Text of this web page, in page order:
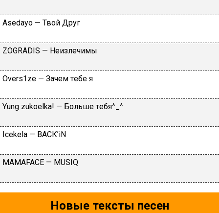
Asedayo — Твой Друг
ZOGRADIS — Нeизлeчимы
Оvеrs1zе — Зaчeм тeбe я
Yung zukоеlkа! — Бoльшe тeбя^_^
Iсеkеlа — BАСК’iN
MAMAFACE — MUSIQ
Новые тексты песен